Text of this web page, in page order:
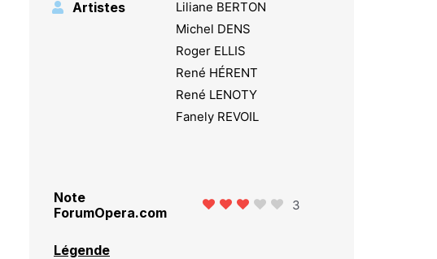
Artistes
Liliane BERTON
Michel DENS
Roger ELLIS
René HÉRENT
René LENOTY
Fanely REVOIL
Note
ForumOpera.com
3
Légende